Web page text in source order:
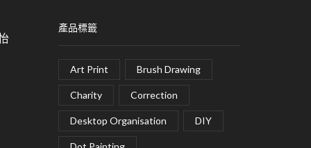
產品標籤
Art Print Brush Drawing
Charity Correction
Desktop Organisation DIY